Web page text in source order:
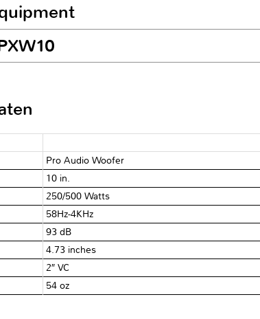
Pro Audio Woofer
10 in.
250/500 Watts
58Hz-4KHz
93 dB
4.73 inches
2″ VC
54 oz